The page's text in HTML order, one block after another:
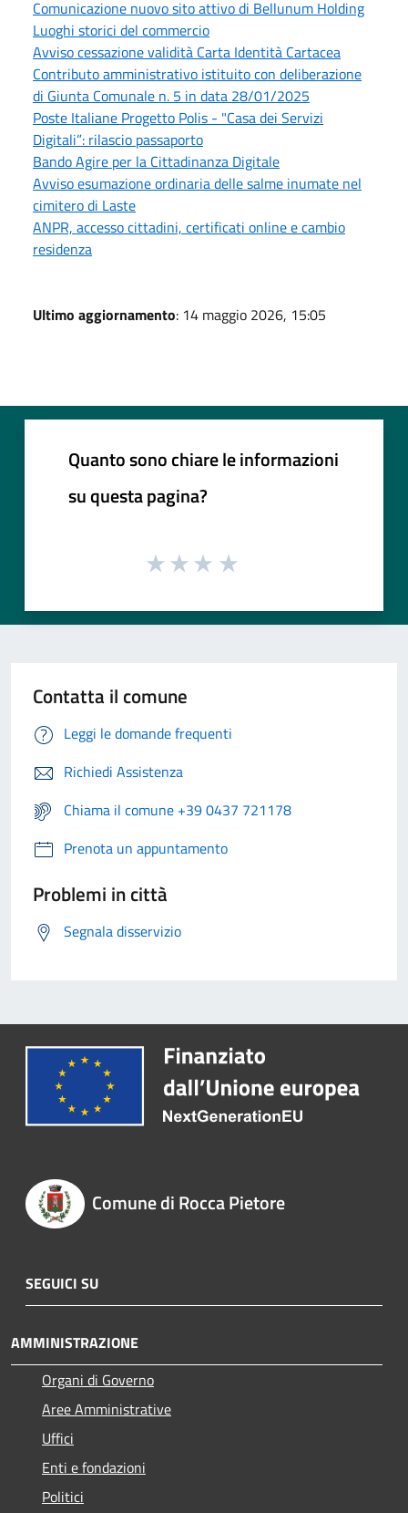
Comunicazione nuovo sito attivo di Bellunum Holding
Luoghi storici del commercio
Avviso cessazione validità Carta Identità Cartacea
Contributo amministrativo istituito con deliberazione
di Giunta Comunale n. 5 in data 28/01/2025
Poste Italiane Progetto Polis - "Casa dei Servizi
Digitali”: rilascio passaporto
Bando Agire per la Cittadinanza Digitale
Avviso esumazione ordinaria delle salme inumate nel
cimitero di Laste
ANPR, accesso cittadini, certificati online e cambio
residenza
Ultimo aggiornamento: 14 maggio 2026, 15:05
Quanto sono chiare le informazioni
su questa pagina?
Contatta il comune
Leggi le domande frequenti
Richiedi Assistenza
Chiama il comune +39 0437 721178
Prenota un appuntamento
Problemi in città
Segnala disservizio
Comune di Rocca Pietore
SEGUICI SU
AMMINISTRAZIONE
Organi di Governo
Aree Amministrative
Uffici
Enti e fondazioni
Politici